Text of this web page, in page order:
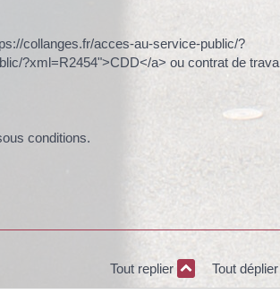
collanges.fr/acces-au-service-public/?
?xml=R2454">CDD</a> ou contrat de
conditions.
Tout replier Tout